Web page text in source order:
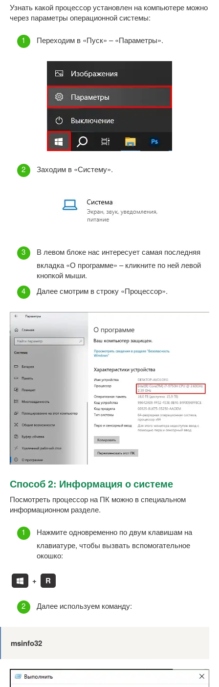
Узнать какой процессор установлен на компьютере можно
через параметры операционной системы:
Переходим в «Пуск» – «Параметры».
Заходим в «Систему».
В левом блоке нас интересует самая последняя
вкладка «О программе» – кликните по ней левой
кнопкой мыши.
Далее смотрим в строку «Процессор».
Способ 2: Информация о системе
Посмотреть процессор на ПК можно в специальном
информационном разделе.
Нажмите одновременно по двум клавишам на
клавиатуре, чтобы вызвать вспомогательное
окошко:
+ R
Далее используем команду:
msinfo32